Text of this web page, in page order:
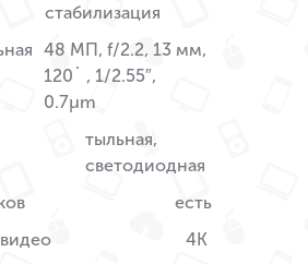
стабилизация
48 МП, f/2.2, 13 мм,
120˚ , 1/2.55″,
0.7µm
тыльная,
светодиодная
есть
4K